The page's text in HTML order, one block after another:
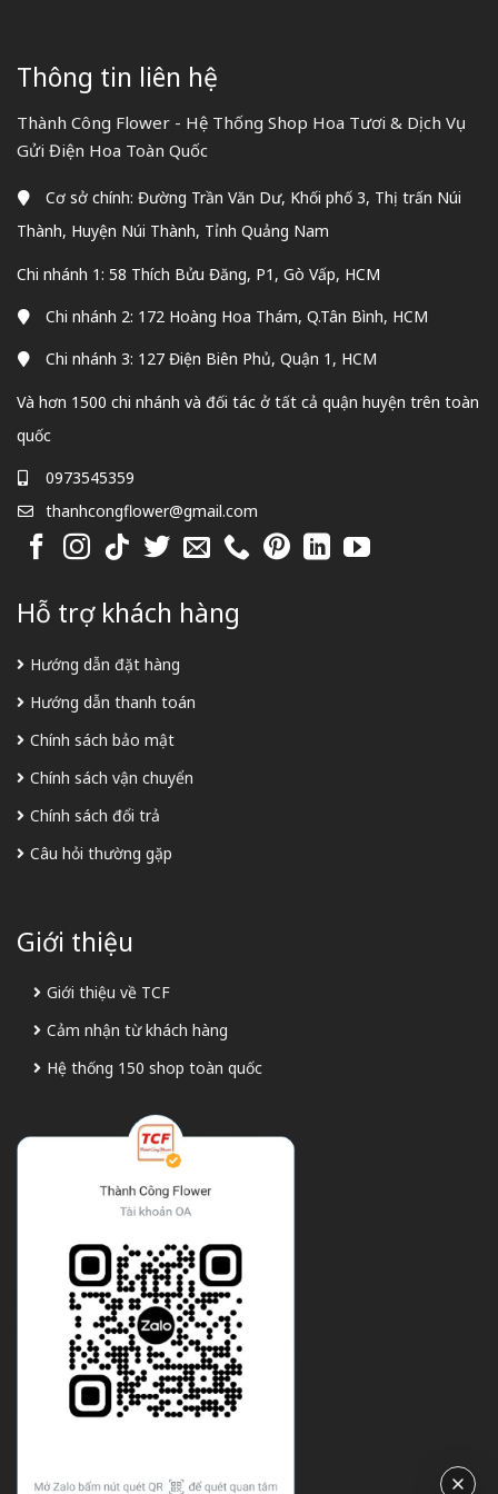
Thông tin liên hệ
Thành Công Flower - Hệ Thống Shop Hoa Tươi & Dịch Vụ
Gửi Điện Hoa Toàn Quốc
Cơ sở chính: Đường Trần Văn Dư, Khối phố 3, Thị trấn Núi
Thành, Huyện Núi Thành, Tỉnh Quảng Nam
Chi nhánh 1: 58 Thích Bửu Đăng, P1, Gò Vấp, HCM
Chi nhánh 2: 172 Hoàng Hoa Thám, Q.Tân Bình, HCM
Chi nhánh 3: 127 Điện Biên Phủ, Quận 1, HCM
Và hơn 1500 chi nhánh và đối tác ở tất cả quận huyện trên toàn
quốc
0973545359
thanhcongflower@gmail.com
Hỗ trợ khách hàng
Hướng dẫn đặt hàng
Hướng dẫn thanh toán
Chính sách bảo mật
Chính sách vận chuyển
Chính sách đổi trả
Câu hỏi thường gặp
Giới thiệu
Giới thiệu về TCF
Cảm nhận từ khách hàng
Hệ thống 150 shop toàn quốc